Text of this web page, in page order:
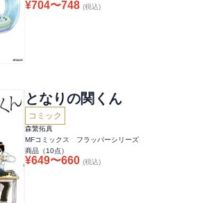
¥704〜748 (税込)
となりの関くん
コミック
森繁拓真
MFコミックス フラッパーシリーズ
商品（10点）
¥649〜660 (税込)